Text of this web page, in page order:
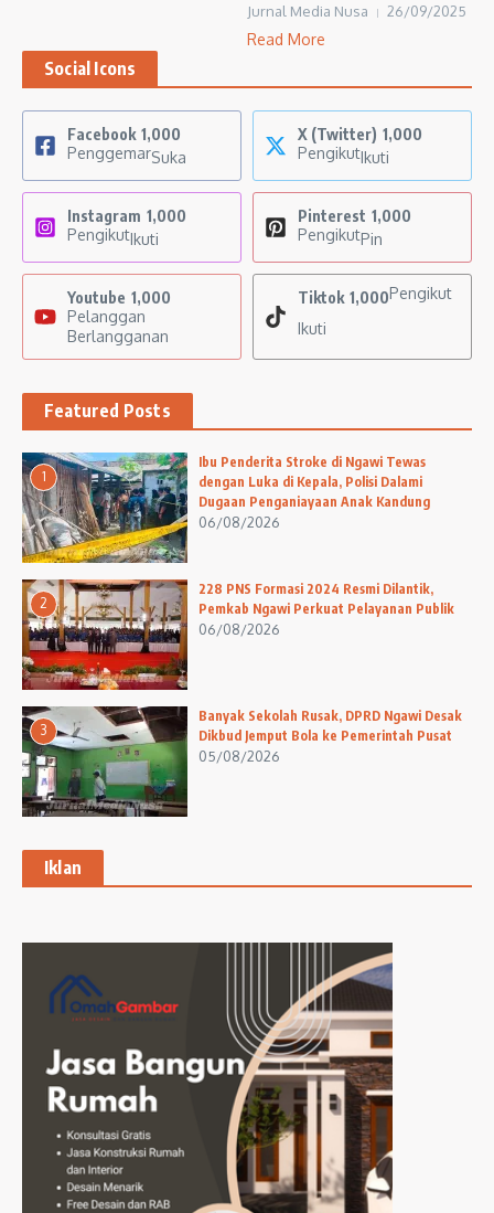
Jurnal Media Nusa 26/09/2025
Read More
Social Icons
Facebook 1,000
PenggemarSuka
X (Twitter) 1,000
PengikutIkuti
Instagram 1,000
PengikutIkuti
Pinterest 1,000
PengikutPin
Youtube 1,000
Pelanggan
Berlangganan
Tiktok 1,000Pengikut
Ikuti
Featured Posts
1
Ibu Penderita Stroke di Ngawi Tewas
dengan Luka di Kepala, Polisi Dalami
Dugaan Penganiayaan Anak Kandung
06/08/2026
2
228 PNS Formasi 2024 Resmi Dilantik,
Pemkab Ngawi Perkuat Pelayanan Publik
06/08/2026
3
Banyak Sekolah Rusak, DPRD Ngawi Desak
Dikbud Jemput Bola ke Pemerintah Pusat
05/08/2026
Iklan